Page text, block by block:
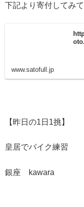
下記より寄付してみ
www.satofull.jp
【昨日の1日1挑】
皇居でバイク練習
銀座 kawara